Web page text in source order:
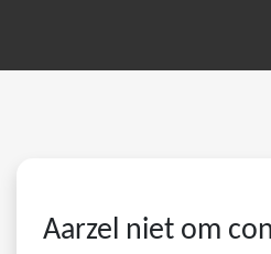
Aarzel niet om